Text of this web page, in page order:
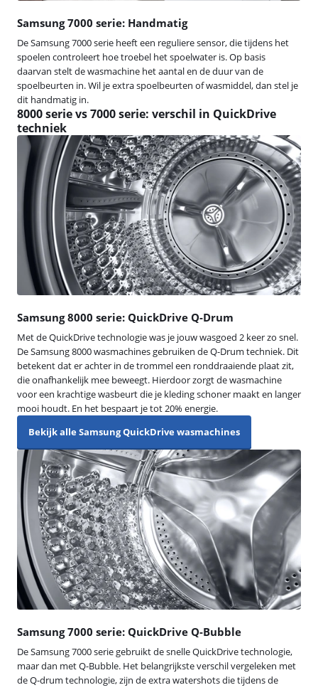
Samsung 7000 serie: Handmatig
De Samsung 7000 serie heeft een reguliere sensor, die tijdens het
spoelen controleert hoe troebel het spoelwater is. Op basis
daarvan stelt de wasmachine het aantal en de duur van de
spoelbeurten in. Wil je extra spoelbeurten of wasmiddel, dan stel je
dit handmatig in.
8000 serie vs 7000 serie: verschil in QuickDrive
techniek
Samsung 8000 serie: QuickDrive Q-Drum
Met de QuickDrive technologie was je jouw wasgoed 2 keer zo snel.
De Samsung 8000 wasmachines gebruiken de Q-Drum techniek. Dit
betekent dat er achter in de trommel een ronddraaiende plaat zit,
die onafhankelijk mee beweegt. Hierdoor zorgt de wasmachine
voor een krachtige wasbeurt die je kleding schoner maakt en langer
mooi houdt. En het bespaart je tot 20% energie.
Bekijk alle Samsung QuickDrive wasmachines
Samsung 7000 serie: QuickDrive Q-Bubble
De Samsung 7000 serie gebruikt de snelle QuickDrive technologie,
maar dan met Q-Bubble. Het belangrijkste verschil vergeleken met
de Q-drum technologie, zijn de extra watershots die tijdens de